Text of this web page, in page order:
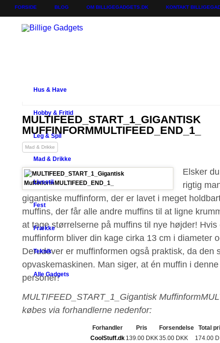
FORSIDE BLOG OM BILLIGEGADGETS.DK KONTAKT
Hus & Have
Hobby & Fritid
Leg & Spil
Mad & Drikke
Livsstil
Fest
Frække
Teknik
Alle Gadgets
MULTIFEED_START_1_GIGANTISK
MUFFINFORMMULTIFEED_END_1_
Mad & Drikke
Elsker
rigtig
gigantiske muffinform, der er lavet i meget
muffins, der får alle andre muffins til at ligne
at tage størrelserne på muffins til nye højder!
muffinform bliver din kage cirka 13 cm i diameter
Derudover er muffinformen også praktisk, da den
opvaskemaskinen. Man siger, at én muffin i
personer!
MULTIFEED_START_1_Gigantisk
købes via forhandlerne nedenfor:
Forhandler Pris Forsendelse
Total
CoolStuff.dk 139.00 DKK35.00 DKK 174.00